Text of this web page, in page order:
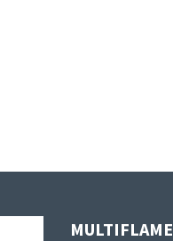
MULTIFLAME